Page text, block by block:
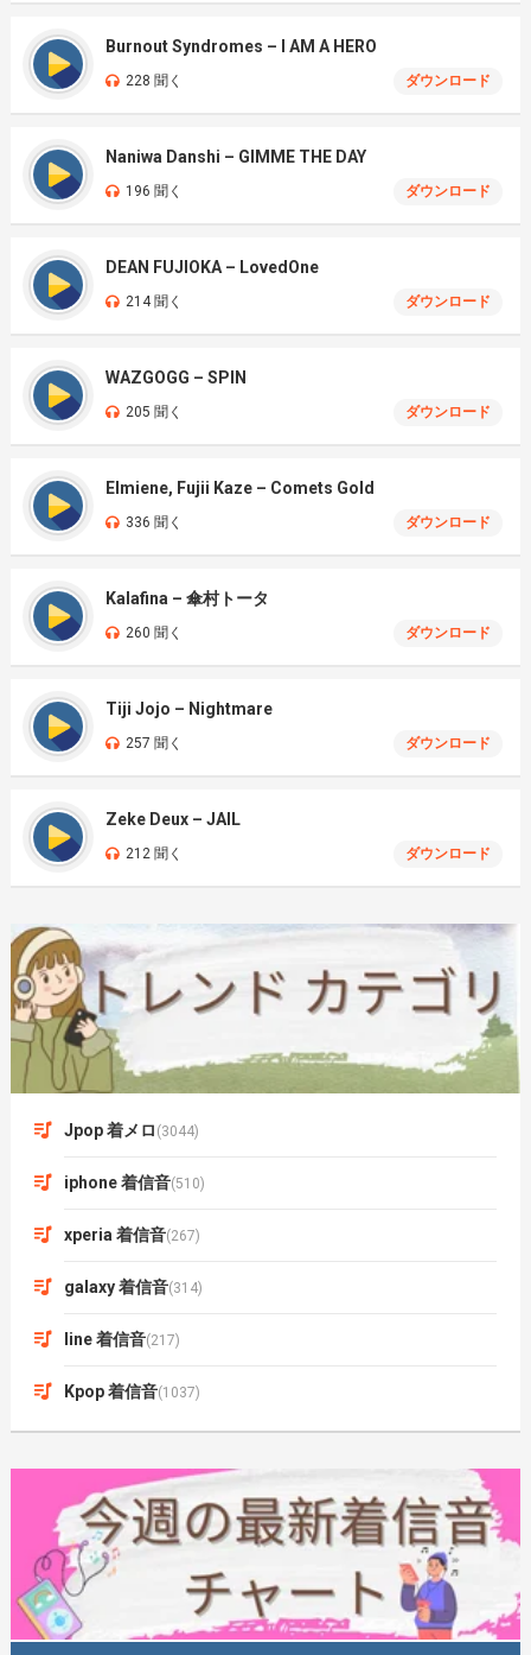
Burnout Syndromes – I AM A HERO
228 聞く ダウンロード
Naniwa Danshi – GIMME THE DAY
196 聞く ダウンロード
DEAN FUJIOKA – LovedOne
214 聞く ダウンロード
WAZGOGG – SPIN
205 聞く ダウンロード
Elmiene, Fujii Kaze – Comets Gold
336 聞く ダウンロード
Kalafina – 傘村トータ
260 聞く ダウンロード
Tiji Jojo – Nightmare
257 聞く ダウンロード
Zeke Deux – JAIL
212 聞く ダウンロード
Jpop 着メロ (3044)
iphone 着信音(510)
xperia 着信音(267)
galaxy 着信音(314)
line 着信音(217)
Kpop 着信音(1037)